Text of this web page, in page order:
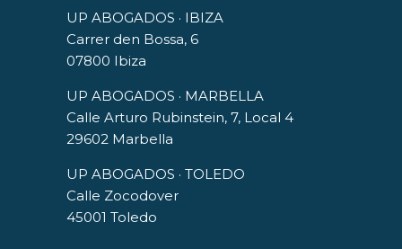
UP ABOGADOS · IBIZA
Carrer den Bossa, 6
07800 Ibiza
UP ABOGADOS · MARBELLA
Calle Arturo Rubinstein, 7, Local 4
29602 Marbella
UP ABOGADOS · TOLEDO
Calle Zocodover
45001 Toledo